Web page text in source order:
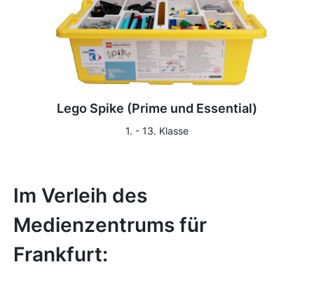
Lego Spike (Prime und Essential)
1. - 13. Klasse
Im Verleih des
Medienzentrums für
Frankfurt: